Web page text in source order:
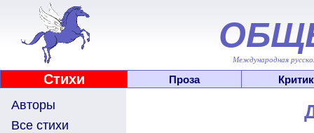
Международная
Стихи Проза
Авторы
Все стихи